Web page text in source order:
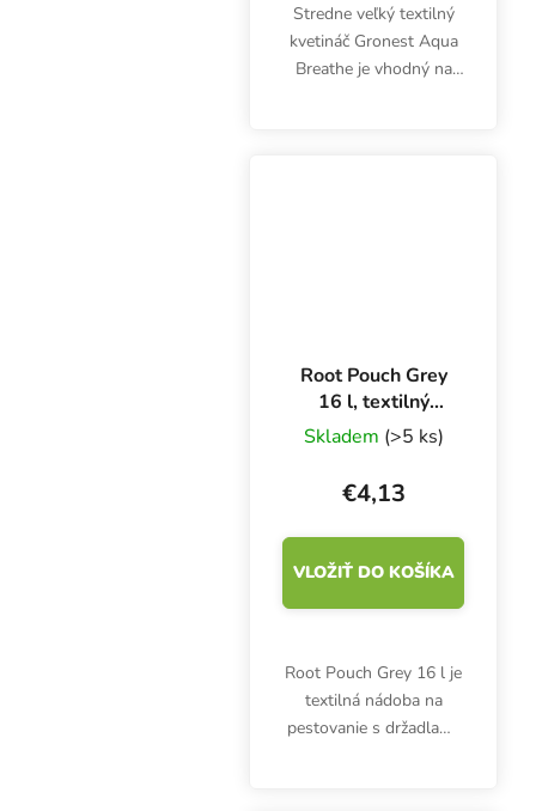
Stredne veľký textilný
kvetináč Gronest Aqua
Breathe je vhodný na
Root Pouch Grey
16 l, textilný
kvetináč 28x26
Skladem (>5 ks)
€4,13
VLOŽIŤ DO KOŠÍKA
Root Pouch Grey 16 l je
textilná nádoba na
pestovanie s držadlami,